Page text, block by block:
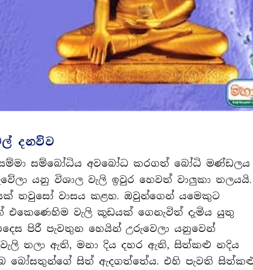
දනව්ව
සම්බෝධිය අවබෝධ කරගත් බෝධි මණ්ඩලය
යනු විශාල වැලි ඉවුර හෙවත් වාලුකා තලයයි.
තවුසෝ වාසය කළහ. ඔවුන්ගෙන් යමෙකුට
වැලි කූඩයක් ගෙනැවිත් දැමිය යුතු
පිරී පැවතුන හෙයින් උරුවෙලා යනුවෙන්
තලා ඇති, මනා දිය දහර ඇති, සිත්කළු නදිය
බෝසතුන්ගේ සිත් ඇදගත්තේය. එහි පැවති